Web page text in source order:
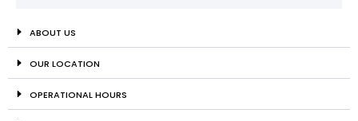
ABOUT US
OUR LOCATION
OPERATIONAL HOURS